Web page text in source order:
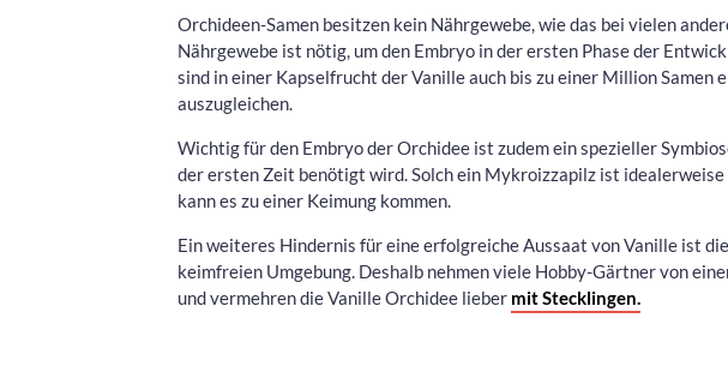
Orchideen-Samen besitzen kein Nährgewebe, wie das bei vielen
Nährgewebe ist nötig, um den Embryo in der ersten Phase der
sind in einer Kapselfrucht der Vanille auch bis zu einer Million Samen
auszugleichen.
Wichtig für den Embryo der Orchidee ist zudem ein spezieller
der ersten Zeit benötigt wird. Solch ein Mykroizzapilz ist
kann es zu einer Keimung kommen.
Ein weiteres Hindernis für eine erfolgreiche Aussaat von Vanille ist
keimfreien Umgebung. Deshalb nehmen viele Hobby-Gärtner von
und vermehren die Vanille Orchidee lieber mit Stecklingen.